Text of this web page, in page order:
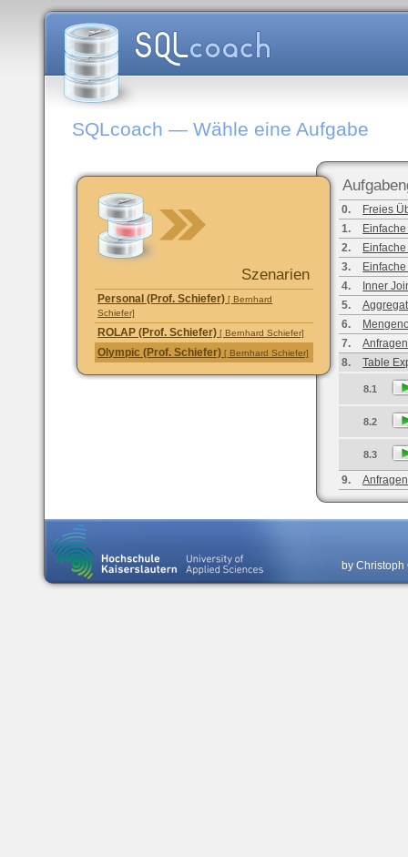
SQLcoach — Wähle eine Aufgabe
0.
Freies
1.
2.
3.
4.
Inner
5.
6.
7.
8.
Table
8.1
8.2
8.3
9.
Szenarien
Personal (Prof. Schiefer) [ Bernhard
Schiefer]
ROLAP (Prof. Schiefer) [ Bernhard Schiefer]
Olympic (Prof. Schiefer) [ Bernhard Schiefer]
by